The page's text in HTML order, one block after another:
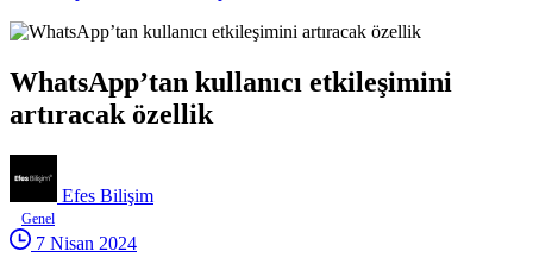
WhatsApp’tan kullanıcı etkileşimini
artıracak özellik
Efes Bilişim
Genel
7 Nisan 2024